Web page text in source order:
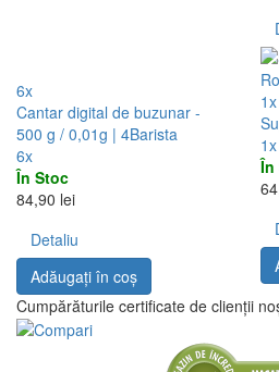
6x
Cantar digital de buzunar -
500 g / 0,01g | 4Barista
6x
În Stoc
84,90 lei
Detaliu
Adăugați în coş
1x
1x
În
Cumpărăturile certificate de clienții